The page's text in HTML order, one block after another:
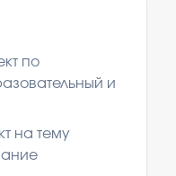
по
и
на тему